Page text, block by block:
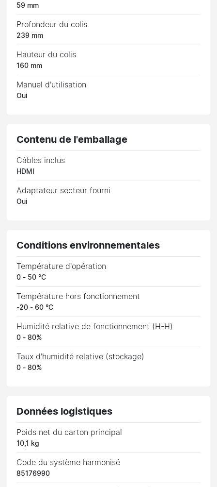
59 mm
Profondeur du colis
239 mm
Hauteur du colis
160 mm
Manuel d'utilisation
Oui
Contenu de l'emballage
Câbles inclus
HDMI
Adaptateur secteur fourni
Oui
Conditions environnementales
Température d'opération
0 - 50 °C
Température hors fonctionnement
-20 - 60 °C
Humidité relative de fonctionnement (H-H)
0 - 80%
Taux d'humidité relative (stockage)
0 - 80%
Données logistiques
Poids net du carton principal
10,1 kg
Code du système harmonisé
85176990